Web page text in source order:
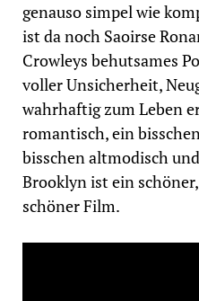
genauso simpel wie
ist da noch Saoirse
Crowleys behutsames
voller Unsicherheit,
wahrhaftig zum Leben
romantisch, ein
bisschen altmodisch
Brooklyn ist ein
schöner Film.